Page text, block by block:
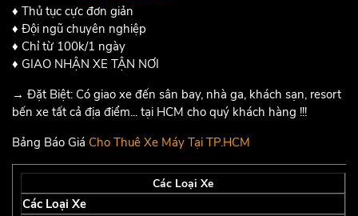
♦ Thủ tục cực đơn giản
♦ Đội ngũ chuyên nghiệp
♦ Chỉ từ 100k/1 ngày
♦ GIAO NHẬN XE TẬN NƠI
→ Đặt Biệt: Có giao xe đến sân bay, nhà ga, khách sạn, resort
bến xe tất cả địa điểm... tại HCM cho quý khách hàng !!!
Bảng Báo Giá Cho Thuê Xe Máy Tại TP.HCM
Các Loại Xe
Các Loại Xe